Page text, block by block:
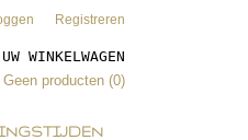
Registreren
UW WINKELWAGEN
Geen producten (0)